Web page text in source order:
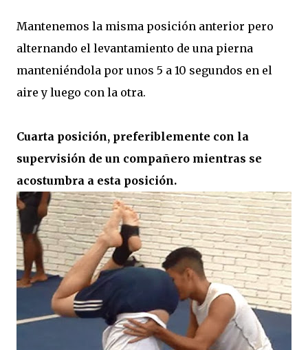
Mantenemos la misma posición anterior pero
alternando el levantamiento de una pierna
manteniéndola por unos 5 a 10 segundos en el
aire y luego con la otra.
Cuarta posición, preferiblemente con la
supervisión de un compañero mientras se
acostumbra a esta posición.